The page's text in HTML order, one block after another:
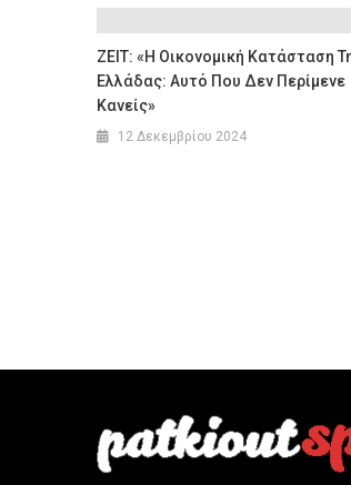
ZEIT: «Η Οικονομική Κατάσταση
Ελλάδας: Αυτό Που Δεν Περίμενε
Κανείς»
12 Δεκεμβρίου 2024